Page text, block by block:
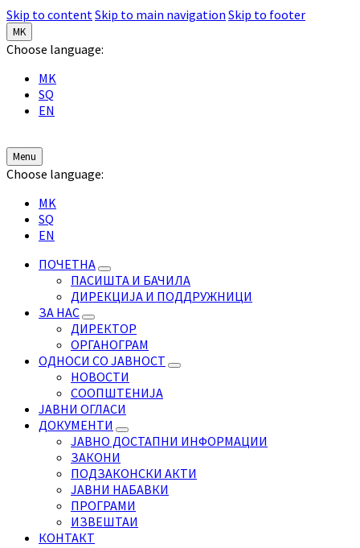
Skip to contentSkip to main navigation Skip to footer
MK
Choose language:
MK
SQ
EN
Menu
Choose language:
MK
SQ
EN
ПОЧЕТНА
ПАСИШТА И БАЧИЛА
ДИРЕКЦИЈА И ПОДДРУЖНИЦИ
ЗА НАС
ДИРЕКТОР
ОРГАНОГРАМ
ОДНОСИ СО ЈАВНОСТ
НОВОСТИ
СООПШТЕНИЈА
ЈАВНИ ОГЛАСИ
ДОКУМЕНТИ
ЈАВНО ДОСТАПНИ ИНФОРМАЦИИ
ЗАКОНИ
ПОДЗАКОНСКИ АКТИ
ЈАВНИ НАБАВКИ
ПРОГРАМИ
ИЗВЕШТАИ
КОНТАКТ